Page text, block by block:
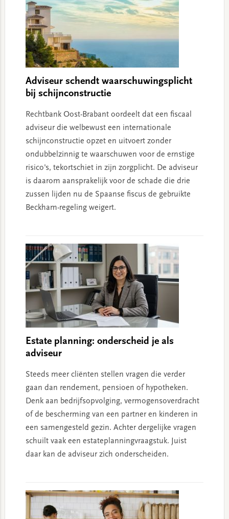
Adviseur schendt waarschuwingsplicht
bij schijnconstructie
Rechtbank Oost-Brabant oordeelt dat een fiscaal
adviseur die welbewust een internationale
schijnconstructie opzet en uitvoert zonder
ondubbelzinnig te waarschuwen voor de ernstige
risico's, tekortschiet in zijn zorgplicht. De adviseur
is daarom aansprakelijk voor de schade die drie
zussen lijden nu de Spaanse fiscus de gebruikte
Beckham-regeling weigert.
Estate planning: onderscheid je als
adviseur
Steeds meer cliënten stellen vragen die verder
gaan dan rendement, pensioen of hypotheken.
Denk aan bedrijfsopvolging, vermogensoverdracht
of de bescherming van een partner en kinderen in
een samengesteld gezin. Achter dergelijke vragen
schuilt vaak een estateplanningvraagstuk. Juist
daar kan de adviseur zich onderscheiden.